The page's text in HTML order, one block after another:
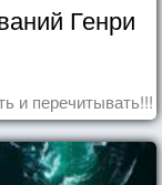
Генри
и перечитывать!!!